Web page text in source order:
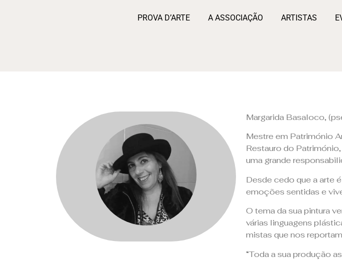
PROVA D’ARTE A ASSOCIAÇÃO ARTISTAS
Margarida Basaloco
no Prova d'Arte
Para venda
Margarida Basaloco,
Mestre em Património
Restauro do
uma grande
Desde cedo que a arte
emoções sentidas e
O tema da sua pintura
várias linguagens
mistas que nos
“Toda a sua produção